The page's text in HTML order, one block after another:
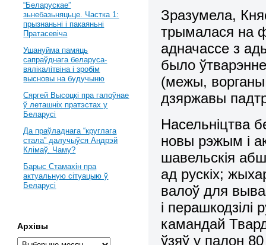
Зразумела,
трымалася на
адначассе з
было
(межы, ворганы
дзяржавы
Насельніцтва
новы рэжым і
шавельскія
ад рускіх;
валоў для
і
камандай
ўзяў у палон
“Беларускае”
зьнебазьняцьце. Частка 1:
прызнаньні і пакаяньні
Пратасевіча
Ушануйма памяць
сапраўднага беларуса-
вялікалітвіна і зробім
высновы на будучыню
Сяргей Высоцкі пра галоўнае
ў леташніх пратэстах у
Беларусі
Да праўладнага “круглага
стала” далучыўся Андрэй
Клімаў. Чаму?
Барыс Стамахін пра
актуальную сітуацыю ў
Беларусі
Архівы